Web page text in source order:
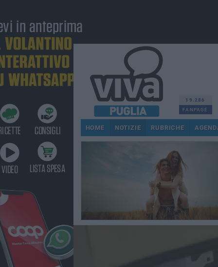
19.286
FANPAGE
HOME NOTIZIE RUBRICHE